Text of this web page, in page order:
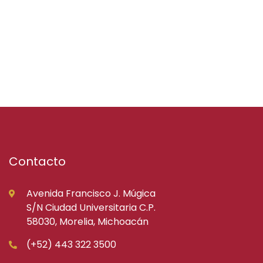
Contacto
Avenida Francisco J. Múgica
S/N Ciudad Universitaria C.P.
58030, Morelia, Michoacán
(+52) 443 322 3500